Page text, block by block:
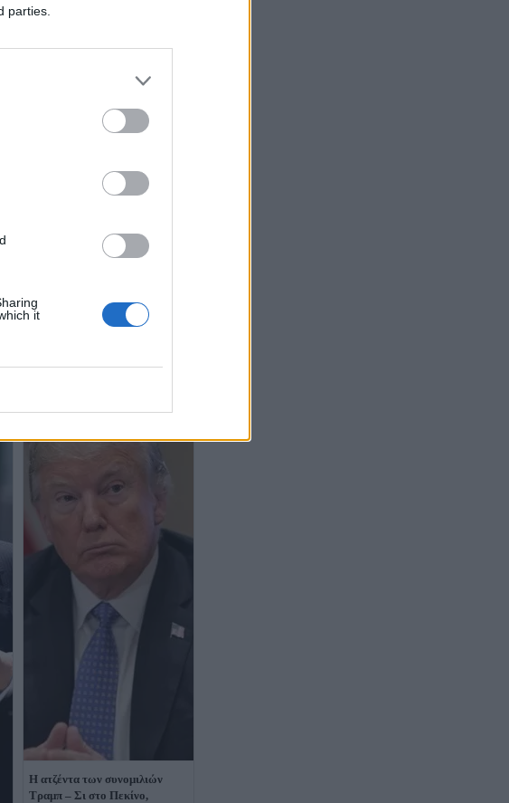
parties.
it
Η ατζέντα των συνομιλιών
Τραμπ – Σι στο Πεκίνο,